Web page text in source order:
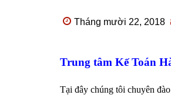
Tháng mười 22, 2018
Trung tâm Kế Toán
Tại đây chúng tôi chuyên